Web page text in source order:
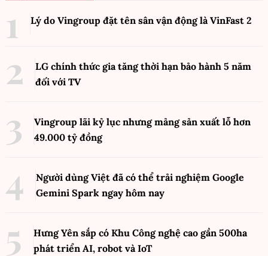
Lý do Vingroup đặt tên sân vận động là VinFast 2
LG chính thức gia tăng thời hạn bảo hành 5 năm
đối với TV
Vingroup lãi kỷ lục nhưng mảng sản xuất lỗ hơn
49.000 tỷ đồng
Người dùng Việt đã có thể trải nghiệm Google
Gemini Spark ngay hôm nay
Hưng Yên sắp có Khu Công nghệ cao gần 500ha
phát triển AI, robot và IoT